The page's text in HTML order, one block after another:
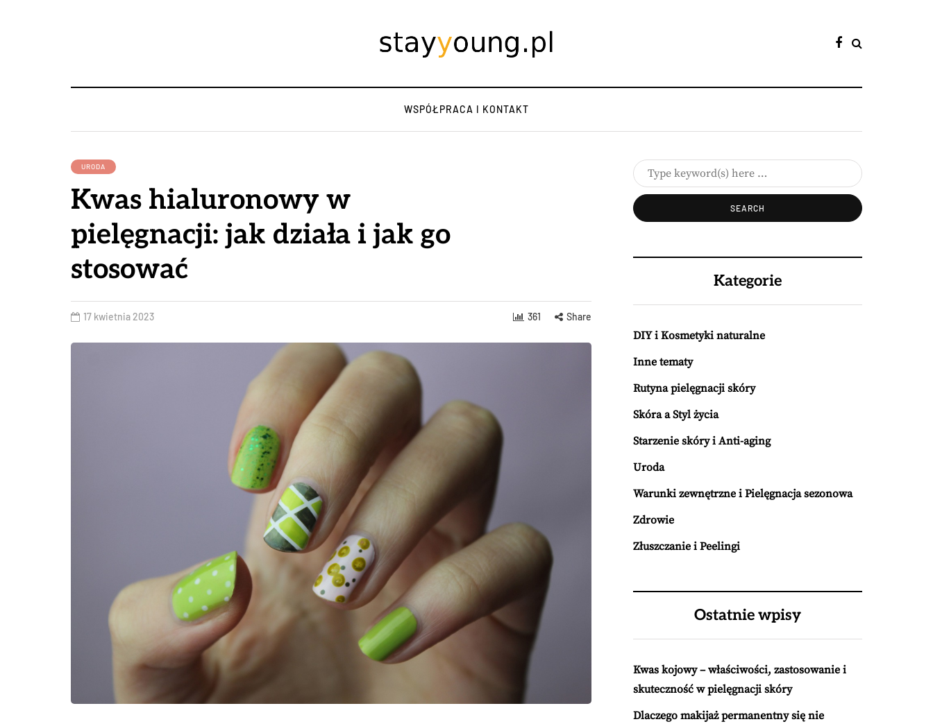
WSPÓŁPRACA I KONTAKT
URODA
Kwas hialuronowy w
pielęgnacji: jak działa i jak go
stosować
17 kwietnia 2023 361 Share
Kategorie
DIY i Kosmetyki naturalne
Inne tematy
Rutyna pielęgnacji skóry
Skóra a Styl życia
Starzenie skóry i Anti-aging
Uroda
Warunki zewnętrzne i Pielęgnacja sezonowa
Zdrowie
Złuszczanie i Peelingi
Ostatnie wpisy
Kwas kojowy – właściwości, zastosowanie i
skuteczność w pielęgnacji skóry
Dlaczego makijaż permanentny się nie